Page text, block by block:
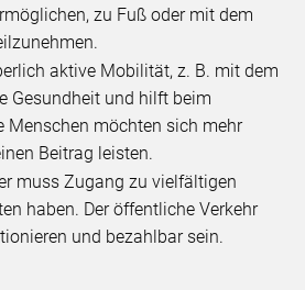
zu Fuß oder mit dem
aktive Mobilität, z. B. mit dem
Gesundheit und hilft beim
Menschen möchten sich mehr
Beitrag leisten.
muss Zugang zu vielfältigen
haben. Der öffentliche Verkehr
und bezahlbar sein.